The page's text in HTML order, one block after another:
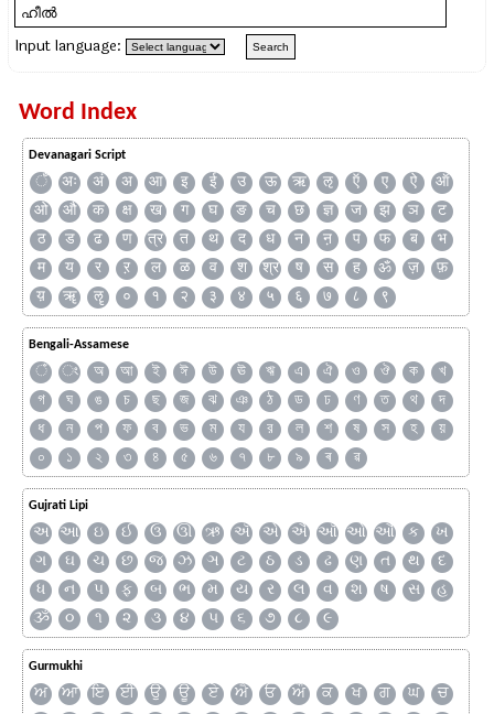
Input language:
Word Index
Devanagari Script
ँ अः अं अ आ इ ई उ ऊ ऋ ऌ ऍ ए ऐ
ऑ
ओ
औ क क्ष ख ग घ ङ च छ ज्ञ ज झ ञ
ट
ठ
ड ढ ण त्र त थ द ध न ऩ प फ ब
भ
म
य र ऱ ल ळ व श श्र ष स ह ॐ ज़
फ़
य़
ॠ ॡ ० १ २ ३ ४ ५ ६ ७ ८ ९
Bengali-Assamese
ঁ ং অ আ ই ঈ উ ঊ ঋ এ ঐ ও ঔ ক
খ
গ
ঘ ঙ চ ছ জ ঝ ঞ ঠ ড ঢ ণ ত থ
দ
ধ
ন প ফ ব ভ ম য র ল শ ষ স হ
য়
০
১ ২ ৩ ৪ ৫ ৬ ৭ ৮ ৯ ৰ ৱ
Gujrati Lipi
અ આ ઇ ઈ ઉ ઊ ઋ ઍ એ ઐ ઑ ઓ ઔ ક
ખ
ગ
ઘ ચ છ જ ઝ ઞ ટ ઠ ડ ઢ ણ ત થ
દ
ધ
ન પ ફ બ ભ મ ય ર લ વ શ ષ સ
હ
ૐ
૦ ૧ ૨ ૩ ૪ ૫ ૬ ૭ ૮ ૯
Gurmukhi
ਅ ਆ ਇ ਈ ਉ ਊ ਏ ਐ ਓ ਔ ਕ ਖ ਗ ਘ
ਚ